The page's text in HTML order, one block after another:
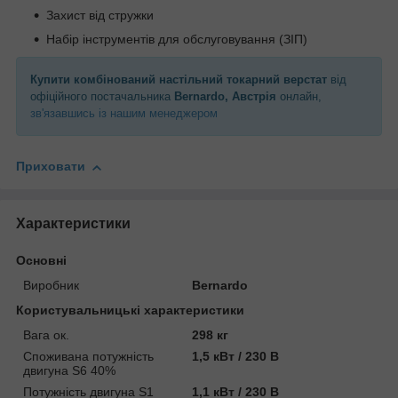
Захист від стружки
Набір інструментів для обслуговування (ЗІП)
Купити комбінований настільний токарний верстат від
офіційного постачальника Bernardo, Австрія онлайн,
зв'язавшись із нашим менеджером
Приховати
Характеристики
Основні
Виробник
Bernardo
Користувальницькі характеристики
Вага ок.
298 кг
Споживана потужність
двигуна S6 40%
1,5 кВт / 230 В
Потужність двигуна S1 1,1 кВт / 230 В